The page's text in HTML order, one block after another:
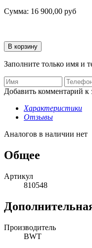
Сумма: 16 900,00 руб
Заполните только имя и
Добавить комментарий к
Характеристики
Отзывы
Аналогов в наличии нет
Общее
Артикул
810548
Производитель
BWT